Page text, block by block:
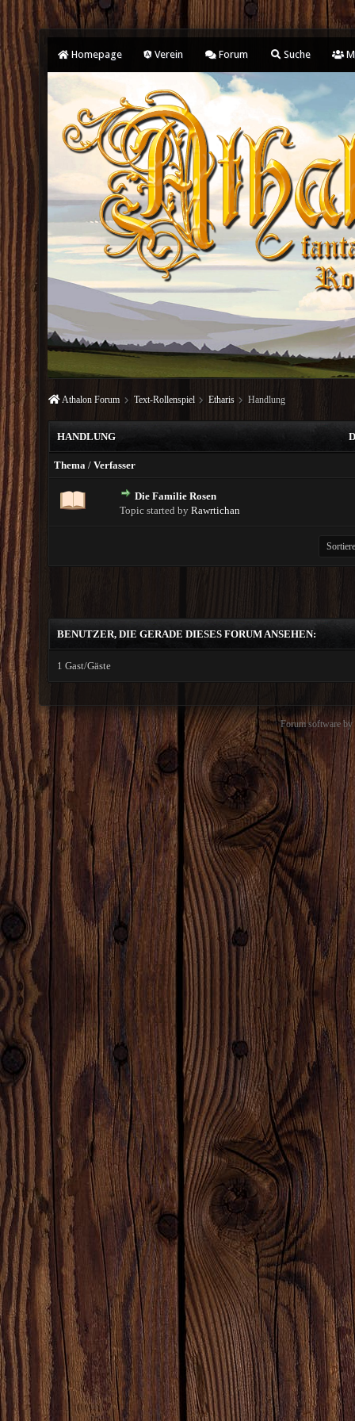
Homepage Verein Forum Suche
Athalon Forum Text-Rollenspiel Etharis Handlung
HANDLUNG
Thema / Verfasser
Die Familie Rosen
Topic started by Rawrtichan
BENUTZER, DIE GERADE DIESES FORUM ANSEHEN:
1 Gast/Gäste
Forum software